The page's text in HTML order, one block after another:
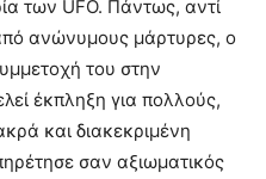
των UFO. Πάντως, αντί
ανώνυμους μάρτυρες, ο
του στην
έκπληξη για πολλούς,
και διακεκριμένη
σαν αξιωματικός